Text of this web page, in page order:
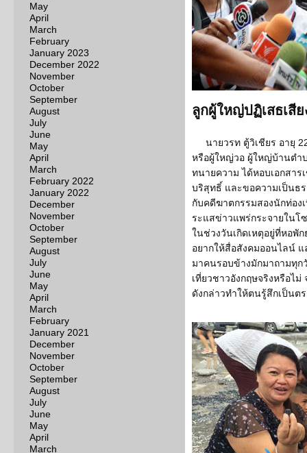
May
April
March
February
January 2023
December 2022
November
October
September
August
July
June
May
April
March
February 2022
January 2022
December
November
October
September
August
July
June
May
April
March
February
January 2021
December
November
October
September
August
July
June
May
April
March
ลูกผู้ใหญ่ปฏิเสธเสี
นายวรท ตู้วิเชียร อายุ
หรือผู้ใหญ่วอ ผู้ใหญ่บ้านตำ
ทนายความ ได้หอบเอกสา
บริสุทธิ์ และขอความเป็นธร
กับคดีฆาตกรรมสองนักท่อง
ระแสข่าวแพร่กระจายในโ
ในช่วงวันเกิดเหตุอยู่ที่หอพั
อยากให้สื่อสังคมออนไลน์
มาคนรอบข้างมักมาถามทุ
เที่ยวชาวอังกฤษจริงหรือไ
ดังกล่าวทำให้ตนรู้สึกเป็นต